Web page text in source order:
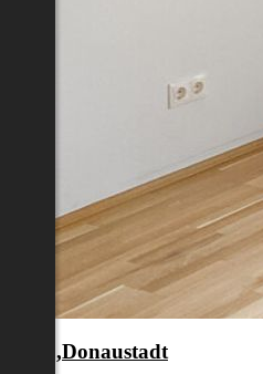
22.,Donaustadt